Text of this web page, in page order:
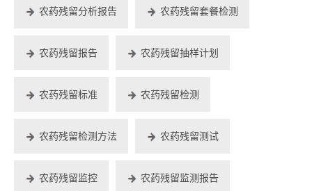
农药残留分析报告 农药残留套餐检测
农药残留报告 农药残留抽样计划
农药残留标准 农药残留检测
农药残留检测方法 农药残留测试
农药残留监控 农药残留监测报告